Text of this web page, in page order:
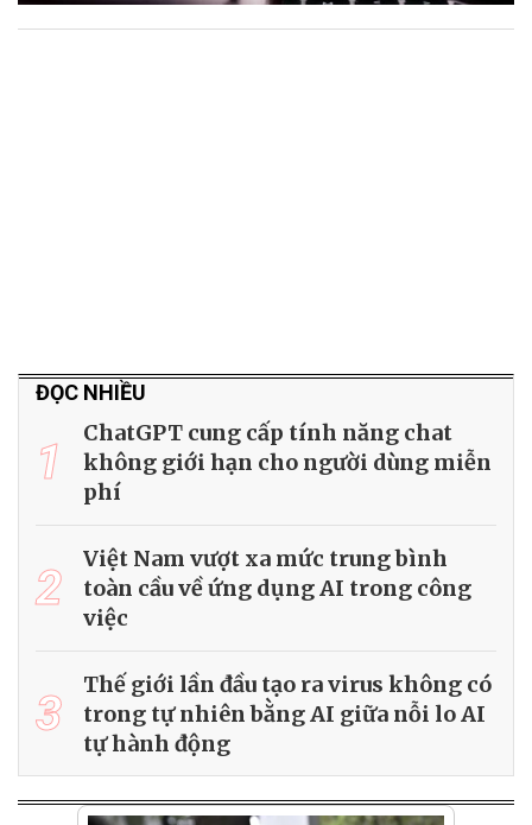
ĐỌC NHIỀU
1
ChatGPT cung cấp tính năng chat
không giới hạn cho người dùng miễn
phí
2
Việt Nam vượt xa mức trung bình
toàn cầu về ứng dụng AI trong công
việc
3
Thế giới lần đầu tạo ra virus không có
trong tự nhiên bằng AI giữa nỗi lo AI
tự hành động